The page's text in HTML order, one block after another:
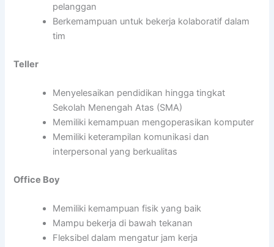
pelanggan
Berkemampuan untuk bekerja kolaboratif dalam
tim
Teller
Menyelesaikan pendidikan hingga tingkat
Sekolah Menengah Atas (SMA)
Memiliki kemampuan mengoperasikan komputer
Memiliki keterampilan komunikasi dan
interpersonal yang berkualitas
Office Boy
Memiliki kemampuan fisik yang baik
Mampu bekerja di bawah tekanan
Fleksibel dalam mengatur jam kerja